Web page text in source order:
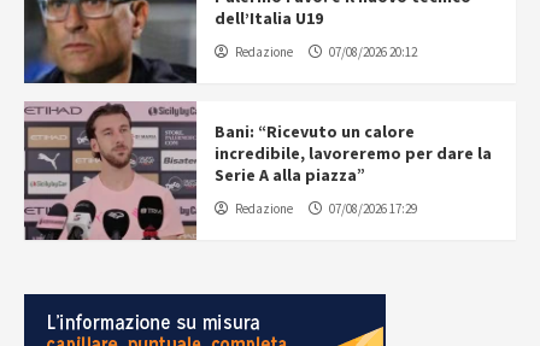
dell’Italia U19
Redazione 07/08/2026 20:12
Bani: “Ricevuto un calore
incredibile, lavoreremo per dare la
Serie A alla piazza”
Redazione 07/08/2026 17:29